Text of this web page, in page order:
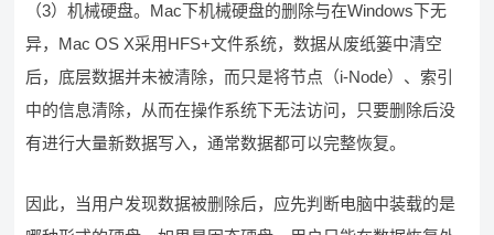
（3）机械硬盘。Mac下机械硬盘的删除与在Windows下无
异，Mac OS X采用HFS+文件系统，数据从废纸篓中清空
后，底层数据并未被清除，而只是将节点（i-Node）、索引
中的信息清除，从而在操作系统下无法访问，只要删除后没
有进行大量新数据写入，通常数据都可以完整恢复。
因此，当用户发现数据被删除后，应先判断电脑中装载的是